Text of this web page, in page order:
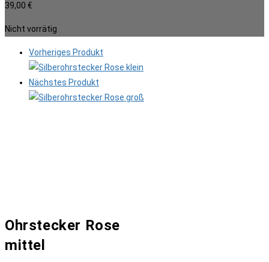
39,00 €
Nicht vorrätig
Vorheriges Produkt
Nächstes Produkt
Ohrstecker Rose
mittel